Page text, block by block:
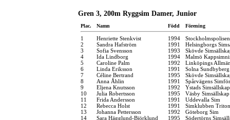
Gren 3, 200m Ryggsim Damer, Junior
Plac. Namn Född Förening
1 Henriette Stenkvist 1994
2
Sandra Hafström 1991
Helsingborgs
3
Sofia Svensson 1993
Skövde
4
Ida Lindborg 1994
Malmö
5
Caroline Palm 1992
Linköpings
6
Linda Eriksson 1991
Solna
7
Céline Bertrand 1995
Skövde
8
Anna Åhlin 1991
Spårvägens
9
Eljena Knutsson 1992
Ystads Simsällskap
10
Julia Robertsson 1995
Väsby Simsällskap
11
Frida Andersson 1991
Uddevalla Sim
12
Rebecca Holst 1991
Simklubben Triton
13
Johanna Pettersson 1992
Göteborg Sim
14
Sara Hägglund-Björklund 1995
Södertörns